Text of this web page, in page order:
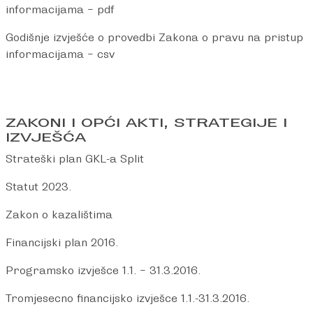
informacijama – pdf
Godišnje izvješće o provedbi Zakona o pravu na pristup
informacijama – csv
ZAKONI I OPĆI AKTI, STRATEGIJE I
IZVJEŠĆA
Strateški plan GKL-a Split
Statut 2023.
Zakon o kazalištima
Financijski plan 2016.
Programsko izvješce 1.1. – 31.3.2016.
Tromjesecno financijsko izvješce 1.1.-31.3.2016.